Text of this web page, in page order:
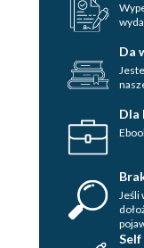
Da
Dla
Jeśli
Self